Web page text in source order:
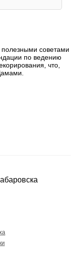
советами
по ведению
что,